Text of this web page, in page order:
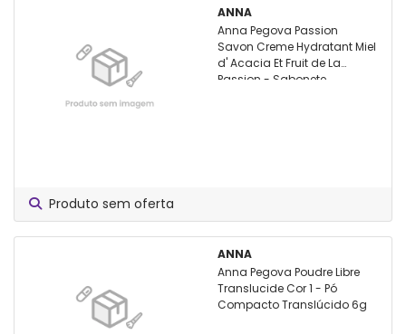
ANNA
Anna Pegova Passion
Savon Creme Hydratant Miel
d' Acacia Et Fruit de La
Passion - Sabonete
Produto sem oferta
ANNA
Anna Pegova Poudre Libre
Translucide Cor 1 - Pó
Compacto Translúcido 6g